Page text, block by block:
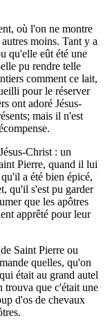
où l'on ne montre
moins. Tant y a
qu'elle eût été une
pu rendre telle
comment ce lait,
pour le réserver
ont adoré Jésus-
mais il n'est
Christ : un
Pierre, quand il lui
a été bien épicé,
qu'il s'est pu garder
que les apôtres
apprêté pour leur
Saint Pierre ou
quelles, qu'on
était au grand autel
trouva que c'était une
d'os de chevaux